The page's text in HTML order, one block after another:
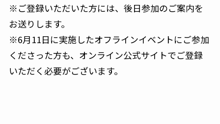
※ご登録いただいた方には、後日参加のご案内を
お送りします。
※6月11日に実施したオフラインイベントにご参加
くださった方も、オンライン公式サイトでご登録
いただく必要がございます。